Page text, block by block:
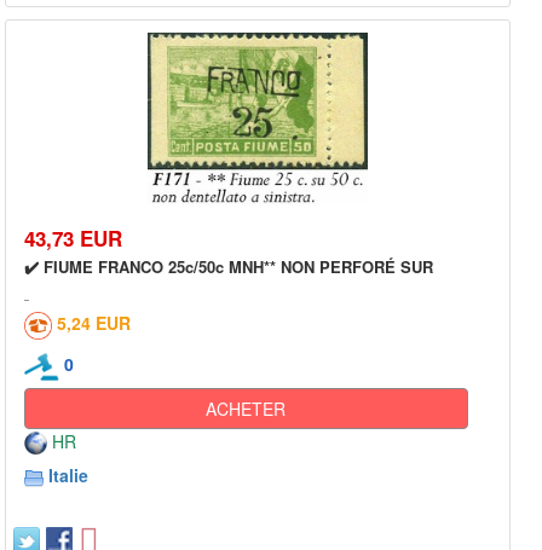
43,73 EUR
✔️ FIUME FRANCO 25c/50c MNH** NON PERFORÉ SUR
5,24 EUR
0
ACHETER
HR
Italie